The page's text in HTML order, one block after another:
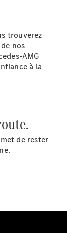
trouverez
nos
AMG
à la
de rester